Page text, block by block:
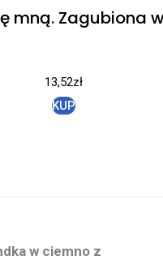
mną. Zagubiona
13,52zł
KUP
w ciemno z